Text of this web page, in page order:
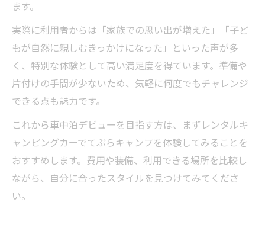
ます。
実際に利用者からは「家族での思い出が増えた」「子ど
もが自然に親しむきっかけになった」といった声が多
く、特別な体験として高い満足度を得ています。準備や
片付けの手間が少ないため、気軽に何度でもチャレンジ
できる点も魅力です。
これから車中泊デビューを目指す方は、まずレンタルキ
ャンピングカーでてぶらキャンプを体験してみることを
おすすめします。費用や装備、利用できる場所を比較し
ながら、自分に合ったスタイルを見つけてみてくださ
い。